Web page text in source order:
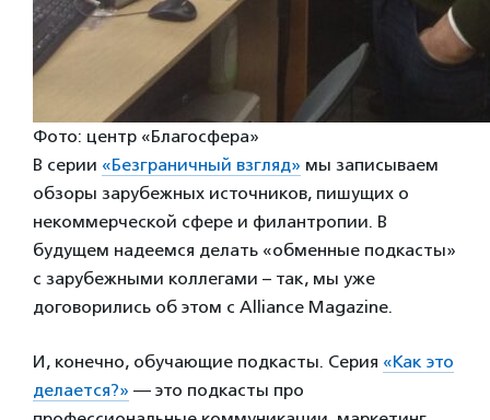
Фото: центр «Благосфера»
В серии «Безграничный взгляд» мы записываем
обзоры зарубежных источников, пишущих о
некоммерческой сфере и филантропии. В
будущем надеемся делать «обменные подкасты»
с зарубежными коллегами – так, мы уже
договорились об этом с Alliance Magazine.
И, конечно, обучающие подкасты. Серия «Как это
делается?» — это подкасты про